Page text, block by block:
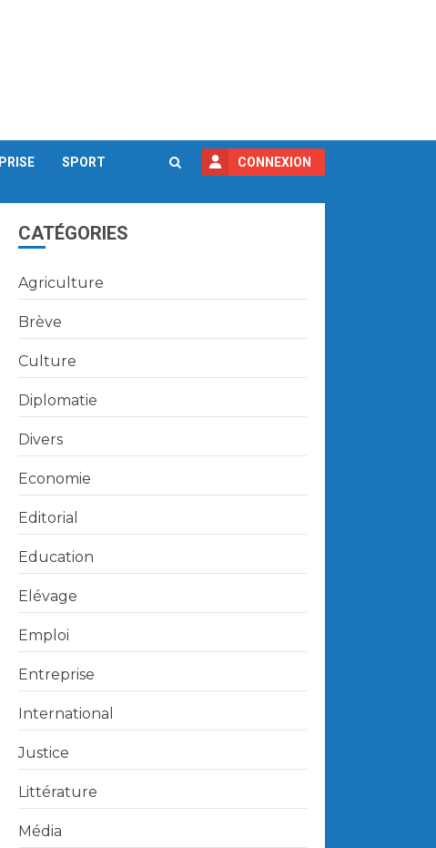
SPORT CONNEXION
CATÉGORIES
Agriculture
Brève
Culture
Diplomatie
Divers
Economie
Editorial
Education
Elévage
Emploi
Entreprise
International
Justice
Littérature
Média